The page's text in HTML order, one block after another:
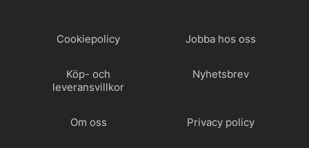
Cookiepolicy Jobba hos oss
Köp- och
leveransvillkor
Nyhetsbrev
Om oss Privacy policy